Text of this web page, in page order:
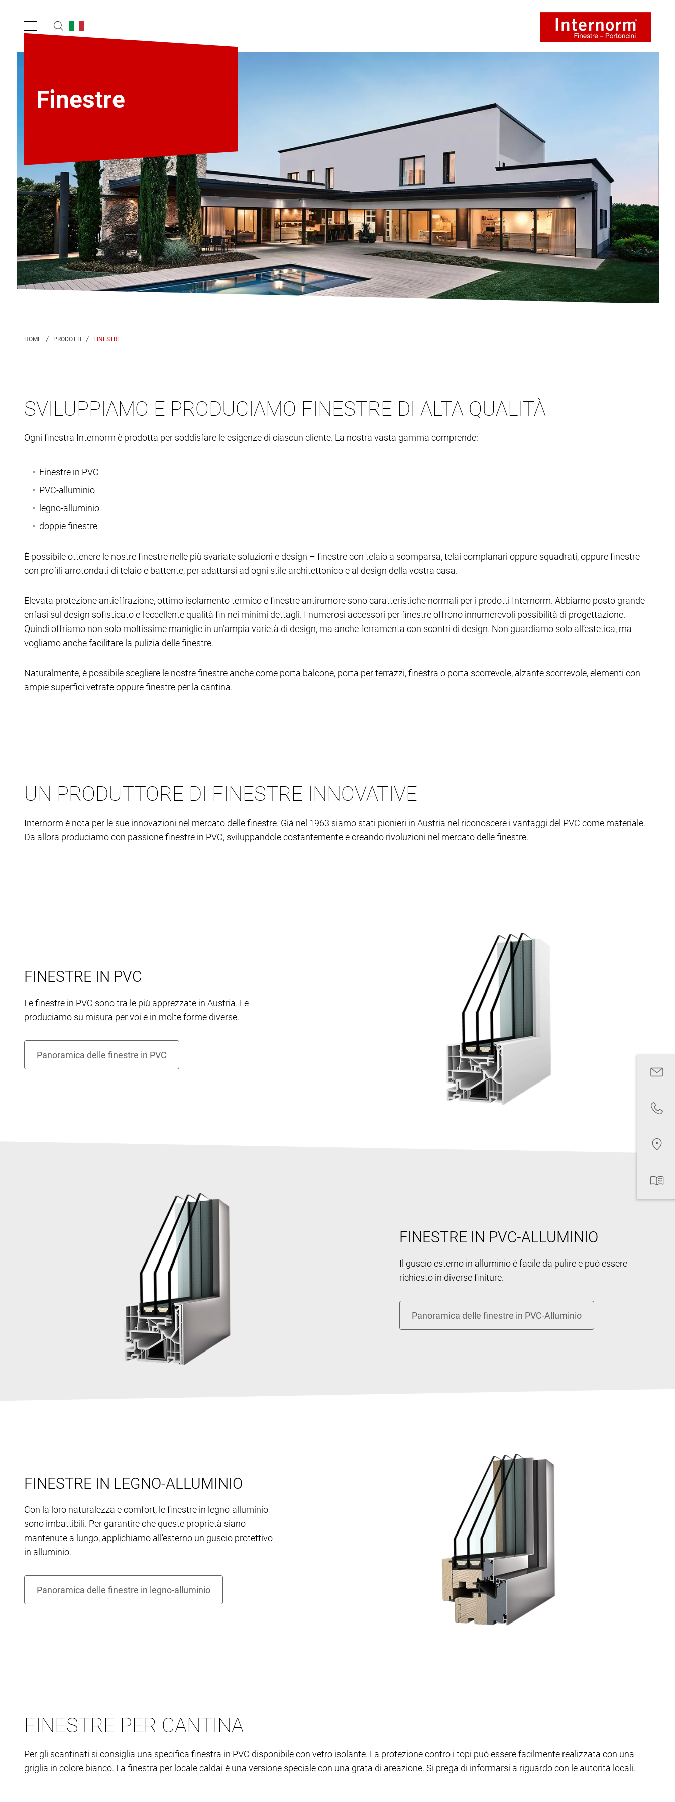
Finestre
FINESTRE
SVILUPPIAMO E PRODUCIAMO FINESTRE DI ALTA QUALITÀ
Ogni finestra Internorm è prodotta per soddisfare le esigenze di ciascun cliente. La nostra vasta gamma comprende:
Finestre in PVC
PVC-alluminio
legno-alluminio
doppie finestre
È possibile ottenere le nostre finestre nelle più svariate soluzioni e design – finestre con telaio a scomparsa, telai complanari oppure squadrati, oppure finestre
con profili arrotondati di telaio e battente, per adattarsi ad ogni stile architettonico e al design della vostra casa.
Elevata protezione antieffrazione, ottimo isolamento termico e finestre antirumore sono caratteristiche normali per i prodotti Internorm. Abbiamo posto grande
enfasi sul design sofisticato e l'eccellente qualità fin nei minimi dettagli. I numerosi accessori per finestre offrono innumerevoli possibilità di progettazione.
Quindi offriamo non solo moltissime maniglie in un’ampia varietà di design, ma anche ferramenta con scontri di design. Non guardiamo solo all’estetica, ma
vogliamo anche facilitare la pulizia delle finestre.
Naturalmente, è possibile scegliere le nostre finestre anche come porta balcone, porta per terrazzi, finestra o porta scorrevole, alzante scorrevole, elementi con
ampie superfici vetrate oppure finestre per la cantina.
UN PRODUTTORE DI FINESTRE INNOVATIVE
Internorm è nota per le sue innovazioni nel mercato delle finestre. Già nel 1963 siamo stati pionieri in Austria nel riconoscere i vantaggi del PVC come materiale.
Da allora produciamo con passione finestre in PVC, sviluppandole costantemente e creando rivoluzioni nel mercato delle finestre.
FINESTRE IN PVC
Le finestre in PVC sono tra le più apprezzate in Austria. Le
produciamo su misura per voi e in molte forme diverse.
FINESTRE IN PVC-ALLUMINIO
Il guscio esterno in alluminio è facile da pulire e può essere
richiesto in diverse finiture.
FINESTRE IN LEGNO-ALLUMINIO
Con la loro naturalezza e comfort, le finestre in legno-alluminio
sono imbattibili. Per garantire che queste proprietà siano
mantenute a lungo, applichiamo all'esterno un guscio protettivo
in alluminio.
FINESTRE PER CANTINA
Per gli scantinati si consiglia una specifica finestra in PVC disponibile con vetro isolante. La protezione contro i topi può essere facilmente realizzata con una
griglia in colore bianco. La finestra per locale caldai è una versione speciale con una grata di areazione. Si prega di informarsi a riguardo con le autorità locali.